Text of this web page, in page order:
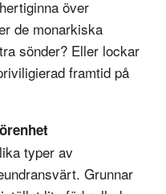
över
de monarkiska
sönder? Eller lockar
framtid på
typer av
Grunnar